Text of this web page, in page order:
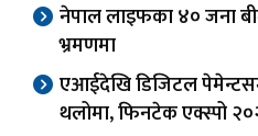
नेपाल लाइफका ४० जना
भ्रमणमा
एआईदेखि डिजिटल
थलोमा, फिनटेक एक्स्पो